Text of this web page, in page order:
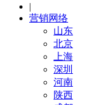
|
营销网络
山东
北京
上海
深圳
河南
陕西